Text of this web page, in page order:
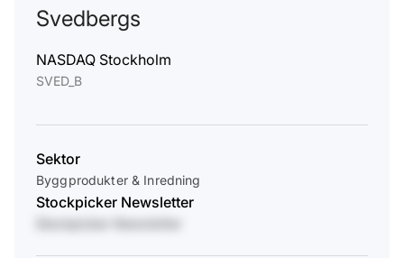
Svedbergs
NASDAQ Stockholm
SVED_B
Sektor
Byggprodukter & Inredning
Stockpicker Newsletter